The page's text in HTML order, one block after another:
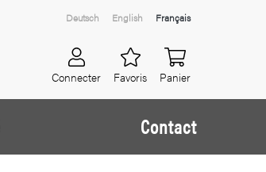
Deutsch English Français
Connecter Favoris Panier
Contact